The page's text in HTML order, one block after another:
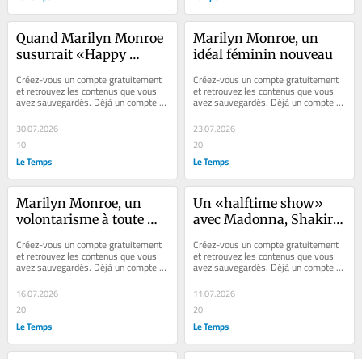
Quand Marilyn Monroe
susurrait «Happy
Créez-vous un compte gratuitement
et retrouvez les contenus que vous
avez sauvegardés. Déjà un compte ?
Se connecter Faites plaisir à vos...
30.07.2026
10
Le Temps
Marilyn Monroe, un
idéal féminin nouveau
Créez-vous un compte gratuitement
et retrouvez les contenus que vous
avez sauvegardés. Déjà un compte ?
Se connecter Faites plaisir à vos...
23.07.2026
20
Le Temps
Marilyn Monroe, un
volontarisme à toute
Créez-vous un compte gratuitement
et retrouvez les contenus que vous
avez sauvegardés. Déjà un compte ?
Se connecter Faites plaisir à vos...
16.07.2026
20
Le Temps
Un «halftime show»
avec Madonna, Shakira
de la Coupe du monde,
qui se met à
l’américaine
Créez-vous un compte gratuitement
et retrouvez les contenus que vous
avez sauvegardés. Déjà un compte ?
Se connecter Newsletter – Chaque...
11.07.2026
20
Le Temps